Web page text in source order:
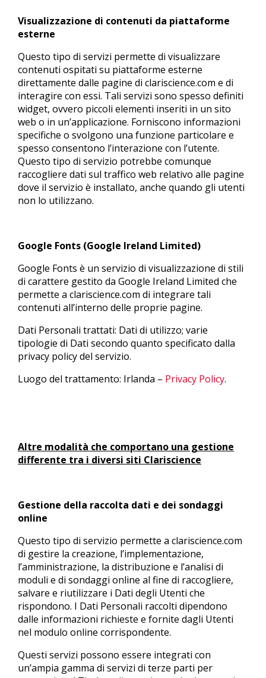
Visualizzazione di contenuti da piattaforme
esterne
Questo tipo di servizi permette di visualizzare
contenuti ospitati su piattaforme esterne
direttamente dalle pagine di clariscience.com e di
interagire con essi. Tali servizi sono spesso definiti
widget, ovvero piccoli elementi inseriti in un sito
web o in un’applicazione. Forniscono informazioni
specifiche o svolgono una funzione particolare e
spesso consentono l’interazione con l’utente.
Questo tipo di servizio potrebbe comunque
raccogliere dati sul traffico web relativo alle pagine
dove il servizio è installato, anche quando gli utenti
non lo utilizzano.
Google Fonts (Google Ireland Limited)
Google Fonts è un servizio di visualizzazione di stili
di carattere gestito da Google Ireland Limited che
permette a clariscience.com di integrare tali
contenuti all’interno delle proprie pagine.
Dati Personali trattati: Dati di utilizzo; varie
tipologie di Dati secondo quanto specificato dalla
privacy policy del servizio.
Luogo del trattamento: Irlanda – Privacy Policy.
Altre modalità che comportano una gestione
differente tra i diversi siti Clariscience
Gestione della raccolta dati e dei sondaggi
online
Questo tipo di servizio permette a clariscience.com
di gestire la creazione, l’implementazione,
l’amministrazione, la distribuzione e l’analisi di
moduli e di sondaggi online al fine di raccogliere,
salvare e riutilizzare i Dati degli Utenti che
rispondono. I Dati Personali raccolti dipendono
dalle informazioni richieste e fornite dagli Utenti
nel modulo online corrispondente.
Questi servizi possono essere integrati con
un’ampia gamma di servizi di terze parti per